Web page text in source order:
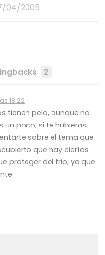
04/2005
2
18:22
tienen pelo, aunque no
un poco, si te hubieras
sobre el tema que
que hay ciertas
proteger del frio, ya que